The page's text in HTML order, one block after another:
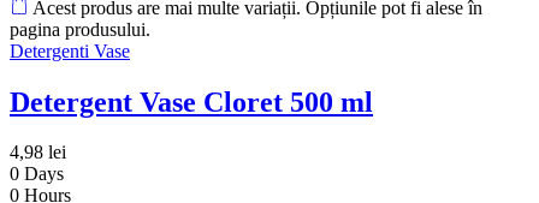
Acest produs are mai multe variații. Opțiunile pot fi alese în
pagina produsului.
Detergenti Vase
Detergent Vase Cloret 500 ml
4,98 lei
0 Days
0 Hours